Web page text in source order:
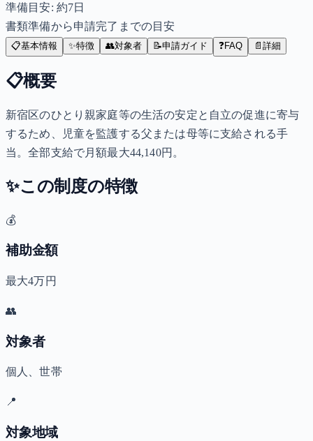
準備目安: 約7日
書類準備から申請完了までの目安
📋基本情報 ✨特徴 👥対象者 📝申請ガイド ❓FAQ 📄 詳細
📋概要
新宿区のひとり親家庭等の生活の安定と自立の促進に寄与
するため、児童を監護する父または母等に支給される手
当。全部支給で月額最大44,140円。
✨この制度の特徴
💰
補助金額
最大4万円
👥
対象者
個人、世帯
📍
対象地域